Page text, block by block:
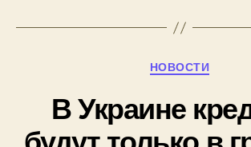
Рубрики
НОВОСТИ
В Украине